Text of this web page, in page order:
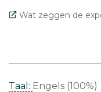
Wat zeggen de
Taal: Engels (100%)